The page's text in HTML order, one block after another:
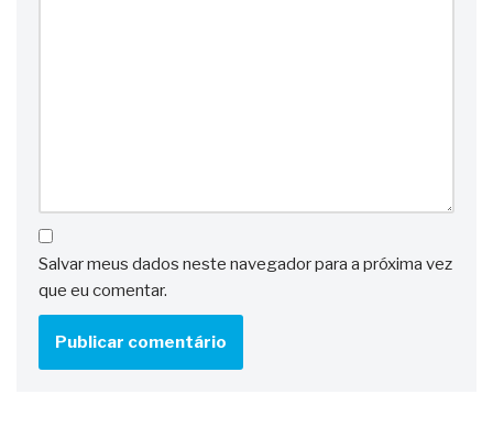
Salvar meus dados neste navegador para a próxima vez
que eu comentar.